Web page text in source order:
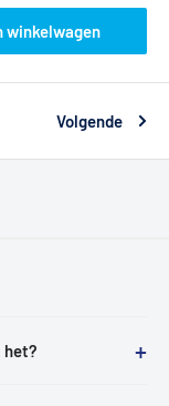
winkelwagen
Volgende
het? +